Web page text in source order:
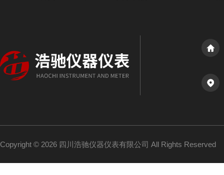
Copyright © 2026 四川浩驰仪器仪表有限公司 All Rights Reserved